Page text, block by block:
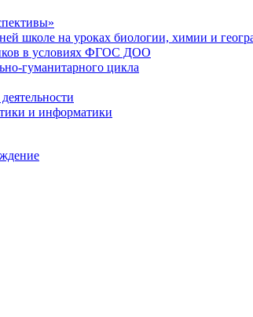
школе на уроках биологии, химии и
в условиях ФГОС ДОО
гуманитарного цикла
и информатики